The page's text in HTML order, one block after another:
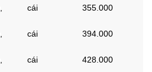
cái 355.000
cái 394.000
cái 428.000